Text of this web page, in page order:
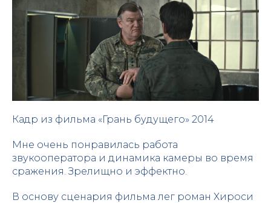
Кадр из фильма «Грань будущего» 2014
Мне очень понравилась работа
звукооператора и динамика камеры во время
сражения. Зрелищно и эффектно.
В основу сценария фильма лег роман Хироси